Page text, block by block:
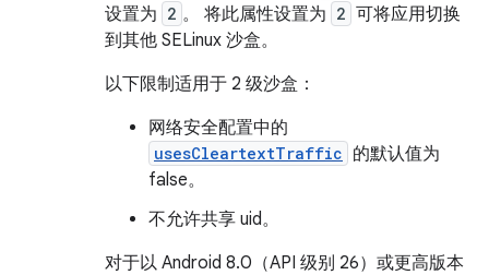
设置为 2 。 将此属性设置为 2 可将应用切换
到其他 SELinux 沙盒。
以下限制适用于 2 级沙盒：
网络安全配置中的
usesCleartextTraffic 的默认值为
false。
不允许共享 uid。
对于以 Android 8.0（API 级别 26）或更高版本